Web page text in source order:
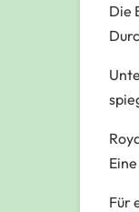
Die
Für